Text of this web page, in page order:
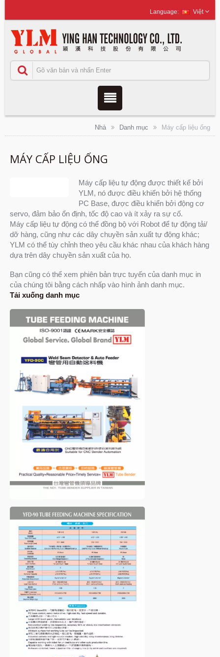
Việt
Nhà Danh mục Máy cấp liệu ống
MÁY CẤP LIỆU ỐNG
Máy cấp liệu tự động được thiết kế bởi
YLM, nó được điều khiển bởi hệ thống
PC Base, được điều khiển bởi động cơ
servo, đảm bảo ổn định, tốc độ cao và ít xảy ra sự cố.
Máy cấp liệu tự động có thể đồng bộ với Robot để tự động tải/
dỡ hàng, cũng như các dây chuyền sản xuất tự động khác;
YLM có thể tùy chỉnh theo yêu cầu khác nhau của khách hàng
dựa trên dây chuyền sản xuất của họ.
Bạn cũng có thể xem phiên bản trực tuyến của danh mục in
của chúng tôi bằng cách nhấp vào hình ảnh danh mục.
Tải xuống danh mục